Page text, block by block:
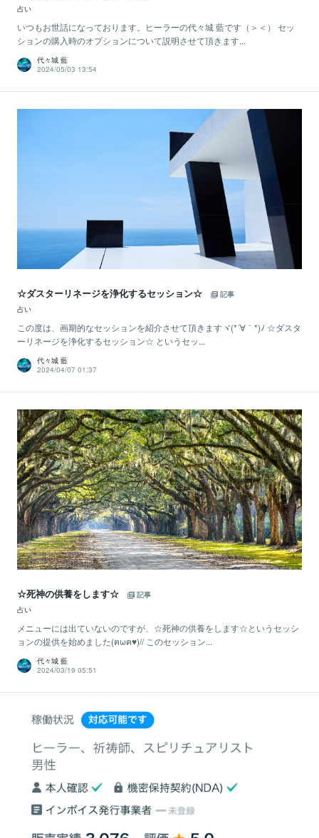
占い
いつもお世話になっております。ヒーラーの代々城 藍です（＞＜） セッ
ションの購入時のオプションについて説明させて頂きます...
代々城 藍
2024/05/03 13:54
☆ダスターリネージを浄化するセッション☆
記事
占い
この度は、画期的なセッションを紹介させて頂きますヾ(*´∀｀*)ﾉ ☆ダスタ
ーリネージを浄化するセッション☆ というセッ...
代々城 藍
2024/04/07 01:37
☆死神の供養をします☆
記事
占い
メニューには出ていないのですが、☆死神の供養をします☆というセッシ
ョンの提供を始めました(ฅωฅ♥)// このセッション...
代々城 藍
2024/03/19 05:51